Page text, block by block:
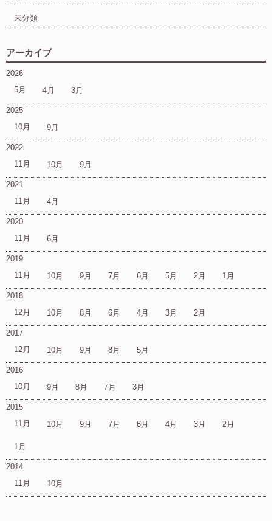
未分類
アーカイブ
2026
5月
4月 3月
2025
10月
9月
2022
11月
10月 9月
2021
11月
4月
2020
11月
6月
2019
11月
10月 9月 7月 6月 5月 2月 1月
2018
12月
10月 8月 6月 4月 3月 2月
2017
12月
10月 9月 8月 5月
2016
10月
9月 8月 7月 3月
2015
11月
10月 9月 7月 6月 4月 3月 2月
1月
2014
11月
10月